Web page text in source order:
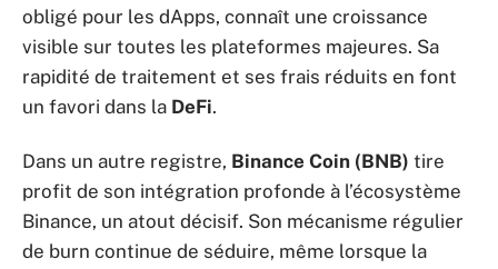
obligé pour les dApps, connaît une croissance
visible sur toutes les plateformes majeures. Sa
rapidité de traitement et ses frais réduits en font
un favori dans la DeFi.
Dans un autre registre, Binance Coin (BNB) tire
profit de son intégration profonde à l’écosystème
Binance, un atout décisif. Son mécanisme régulier
de burn continue de séduire, même lorsque la